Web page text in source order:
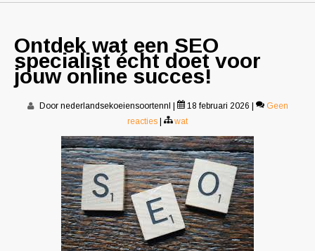
Ontdek wat een SEO
specialist écht doet voor
jouw online succes!
Door nederlandsekoeiensoortennl 18 februari 2026
Geen
reacties
wat